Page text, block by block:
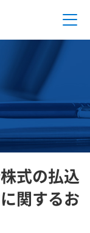
式の払込
関するお